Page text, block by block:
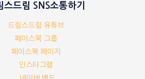
스드림 SNS소통하기
드림스드림 유튜브
페이스북 그룹
페이스북 페이지
인스타그램